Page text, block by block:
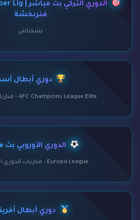
فنربخشة
بشكتاش
دوري أبطال
AFC Champions League Elite - مباريات أبطال آسيا
الدوري الأوروبي بث
Europa League - مباريات الدوري الأوروبي HD
دوري أبطال